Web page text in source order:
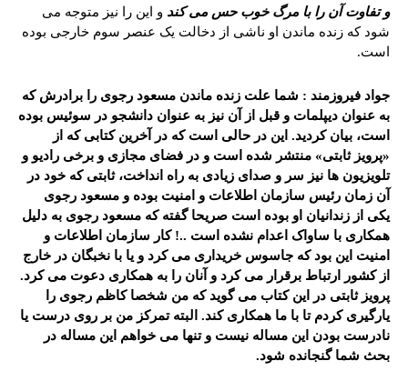
و تفاوت آن را با مرگ خوب حس می کند و این را نیز متوجه می
شود که زنده ماندن او ناشی از دخالت یک عنصر سوم خارجی بوده
است.
جواد فیروزمند : شما علت زنده ماندن مسعود رجوی را برادرش که
به عنوان دیپلمات و قبل از آن نیز به عنوان دانشجو در سوئیس بوده
است، بیان کردید. این در حالی است که در آخرین کتابی که از
«پرویز ثابتی» منتشر شده است و در فضای مجازی و برخی رادیو و
تلویزیون ها نیز سر و صدای زیادی به راه انداخت، ثابتی که خود در
آن زمان رئیس سازمان اطلاعات و امنیت بوده و مسعود رجوی
یکی از زندانیان او بوده است صریحا گفته که مسعود رجوی به دلیل
همکاری با ساواک اعدام نشده است ..! کار سازمان اطلاعات و
امنیت این بود که جاسوس خریداری می کرد و یا با نخبگان در خارج
از کشور ارتباط برقرار می کرد و آنان را به همکاری دعوت می کرد.
پرویز ثابتی در این کتاب می گوید که من شخصا کاظم رجوی را
یارگیری کردم تا با ما همکاری کند. البته تمرکز من بر روی درست یا
نادرست بودن این مساله نیست و تنها می خواهم این مساله در
بحث شما گنجانده شود.